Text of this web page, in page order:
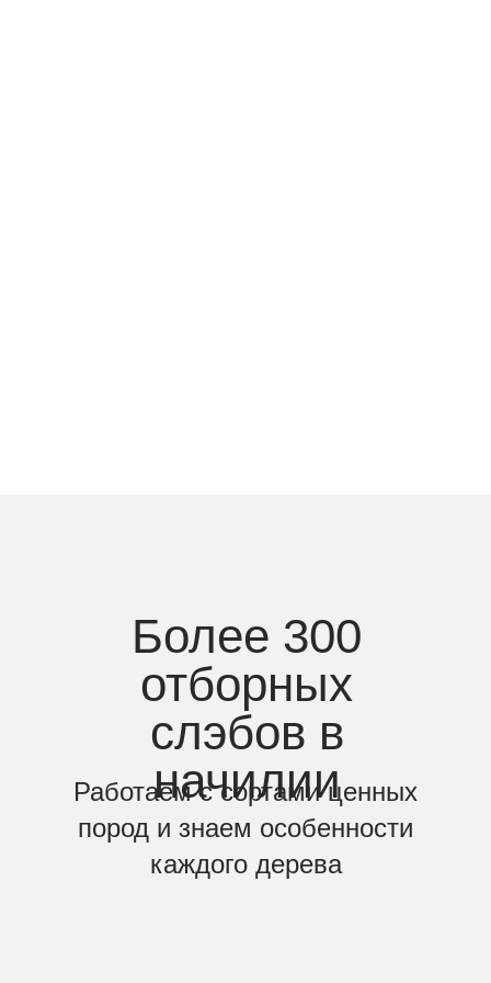
Более 300
отборных
слэбов в
начилии
Работаем с сортами ценных
пород и знаем особенности
каждого дерева